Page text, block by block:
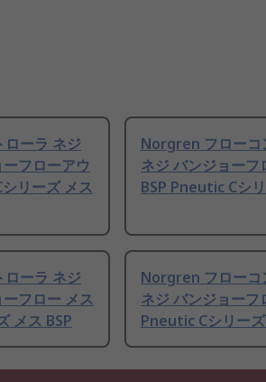
ーラ ネジ
フローアウ
リーズ メス
Norgren フローコ
ネジ バンジョーフ
BSP Pneutic Cシ
ーラ ネジ
フロー メス
メス BSP
Norgren フローコ
ネジ バンジョーフ
Pneutic Cシリーズ